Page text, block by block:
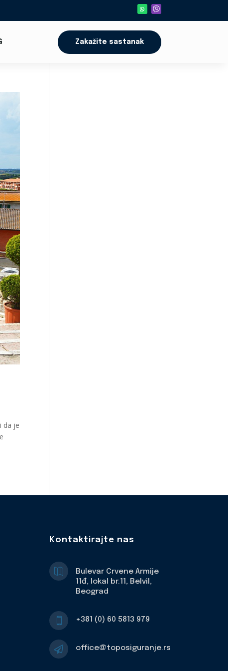
Zakažite sastanak
da je
Kontaktirajte nas

Bulevar Crvene Armije
11đ, lokal br.11, Belvil,
Beograd
 +381 (0) 60 5813 979
 office@toposiguranje.rs